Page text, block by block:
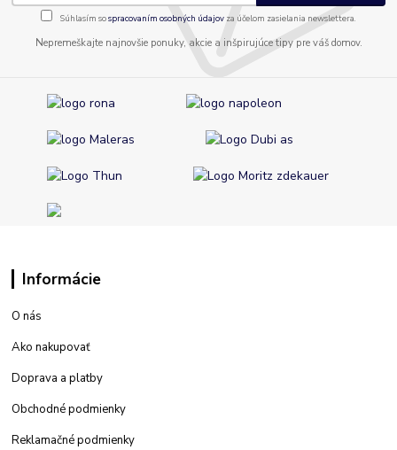
Súhlasím sospracovaním osobných údajov za účelom zasielania newslettera.
Nepremeškajte najnovšie ponuky, akcie a inšpirujúce tipy pre váš domov.
Informácie
O nás
Ako nakupovať
Doprava a platby
Obchodné podmienky
Reklamačné podmienky